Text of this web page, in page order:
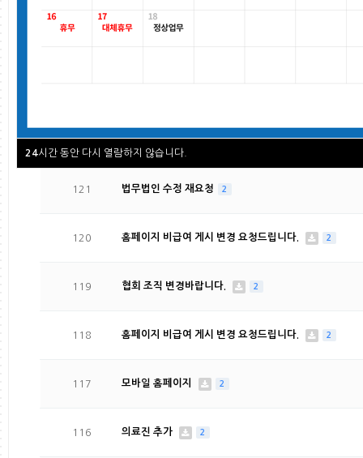
24시간 동안 다시 열람하지 않습니다.
122 법무법인 수정 요청 2
121 법무법인 수정 재요청 2
120 홈페이지 비급여 게시 변경 요청드립니다. 2
119 협회 조직 변경바랍니다. 2
118 홈페이지 비급여 게시 변경 요청드립니다. 2
117 모바일 홈페이지 2
116 의료진 추가 2